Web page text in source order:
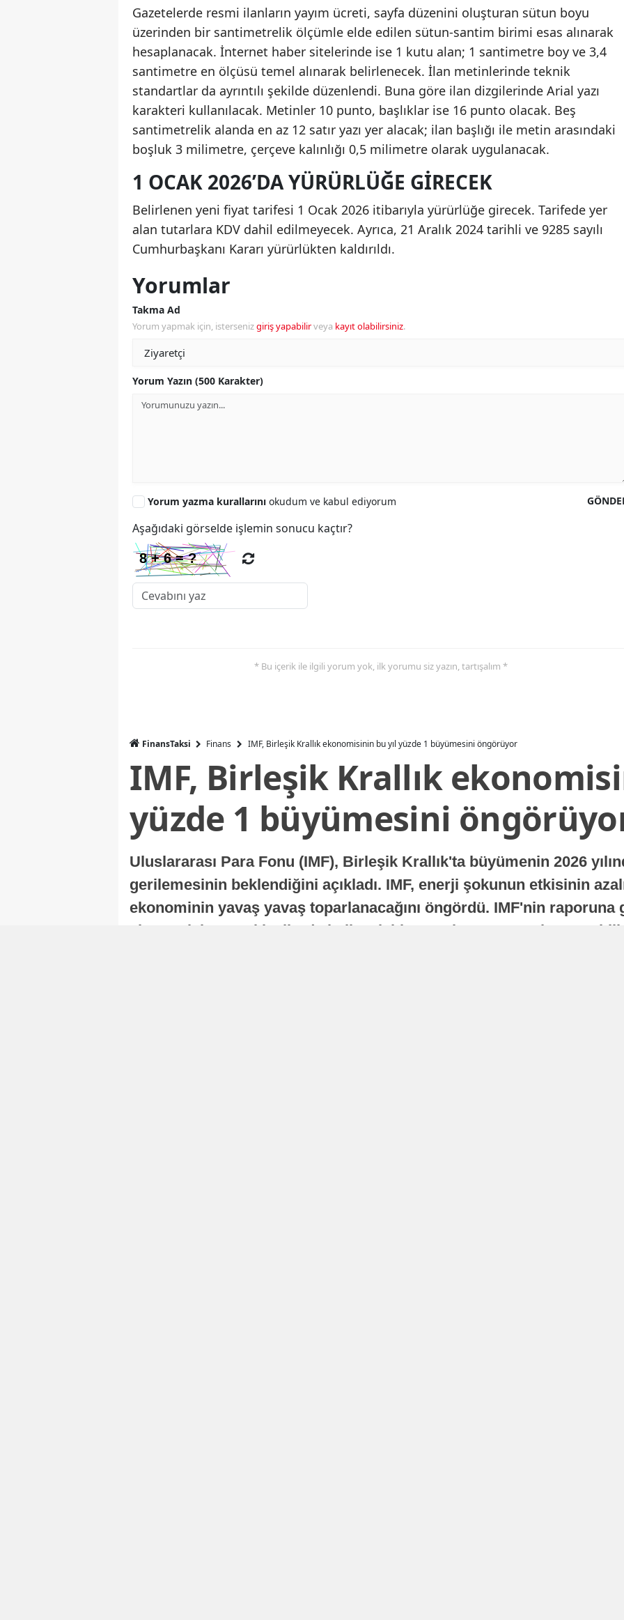
Gazetelerde resmi ilanların yayım ücreti, sayfa düzenini oluşturan sütun boyu
üzerinden bir santimetrelik ölçümle elde edilen sütun-santim birimi esas alınarak
hesaplanacak. İnternet haber sitelerinde ise 1 kutu alan; 1 santimetre boy ve 3,4
santimetre en ölçüsü temel alınarak belirlenecek. İlan metinlerinde teknik
standartlar da ayrıntılı şekilde düzenlendi. Buna göre ilan dizgilerinde Arial yazı
karakteri kullanılacak. Metinler 10 punto, başlıklar ise 16 punto olacak. Beş
santimetrelik alanda en az 12 satır yazı yer alacak; ilan başlığı ile metin arasındaki
boşluk 3 milimetre, çerçeve kalınlığı 0,5 milimetre olarak uygulanacak.
1 OCAK 2026’DA YÜRÜRLÜĞE GIRECEK
Belirlenen yeni fiyat tarifesi 1 Ocak 2026 itibarıyla yürürlüğe girecek. Tarifede yer
alan tutarlara KDV dahil edilmeyecek. Ayrıca, 21 Aralık 2024 tarihli ve 9285 sayılı
Cumhurbaşkanı Kararı yürürlükten kaldırıldı.
Yorumlar
Takma Ad
Yorum yapmak için, istersenizgiriş yapabilirveya kayıt olabilirsiniz.
Yorum Yazın (500 Karakter)
Yorum yazma kurallarını okudum ve kabul ediyorum
Aşağıdaki görselde işlemin sonucu kaçtır?
* Bu içerik ile ilgili yorum yok, ilk yorumu siz yazın, tartışalım *
FinansTaksi Finans IMF, Birleşik Krallık ekonomisinin bu yıl yüzde 1 büyümesini öngörüyor
IMF, Birleşik Krallık
yüzde 1 büyümesini
Uluslararası Para Fonu (IMF), Birleşik Krallık'ta büyümenin 2026
gerilemesinin beklendiğini açıkladı. IMF, enerji şokunun etkisinin
ekonominin yavaş yavaş toparlanacağını öngördü. IMF'nin raporuna
ekonomisi, sonraki yıllarda istikrarlı bir toparlanma süreci